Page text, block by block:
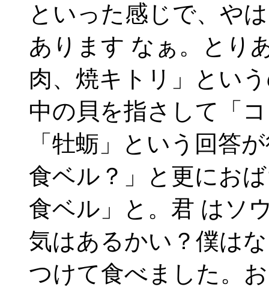
といった感じで、や
あります なぁ。とり
肉、焼キトリ」とい
中の貝を指さして「
「牡蛎」という回答
食ベル？」と更にお
食ベル」と。君 はソ
気はあるかい？僕は
つけて食べました。